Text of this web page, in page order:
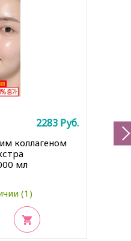
коллагеном
мл
(1)
2283 Руб.